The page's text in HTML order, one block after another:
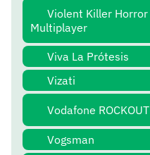
Violent Killer Horror
Multiplayer
Viva La Prótesis
Vizati
Vodafone ROCKOUT
Vogsman